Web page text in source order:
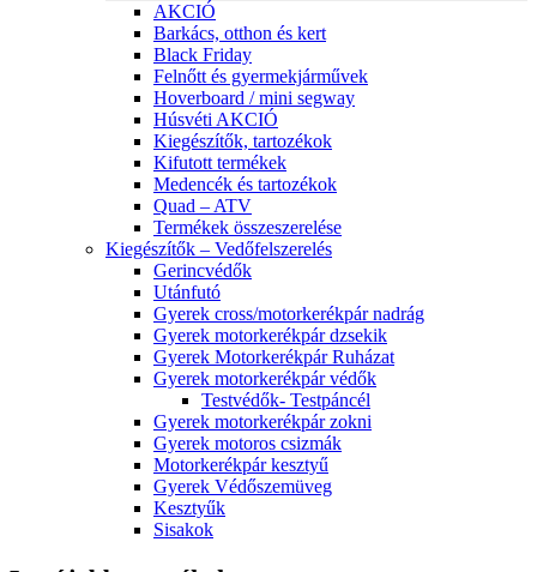
AKCIÓ
Barkács, otthon és kert
Black Friday
Felnőtt és gyermekjárművek
Hoverboard / mini segway
Húsvéti AKCIÓ
Kiegészítők, tartozékok
Kifutott termékek
Medencék és tartozékok
Quad – ATV
Termékek összeszerelése
Kiegészítők – Vedőfelszerelés
Gerincvédők
Utánfutó
Gyerek cross/motorkerékpár nadrág
Gyerek motorkerékpár dzsekik
Gyerek Motorkerékpár Ruházat
Gyerek motorkerékpár védők
Testvédők- Testpáncél
Gyerek motorkerékpár zokni
Gyerek motoros csizmák
Motorkerékpár kesztyű
Gyerek Védőszemüveg
Kesztyűk
Sisakok